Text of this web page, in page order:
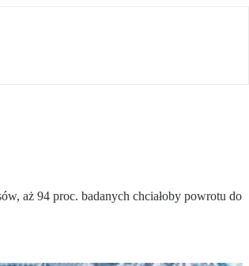
aż 94 proc. badanych chciałoby powrotu do